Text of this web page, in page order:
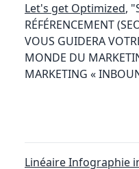
Let's get Optimized,
RÉFÉRENCEMENT
VOUS GUIDERA
MONDE DU
MARKETING «
Linéaire Infographie